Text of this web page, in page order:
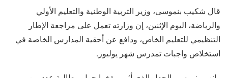
قال شكيب بنموسى، وزير التربية الوطنية والتعليم الأولي
والرياضة، اليوم الإثنين، إن وزارته تعمل على مراجعة الإطار
التنظيمي للتعليم الخاص، ودافع عن أحقية المدارس الخاصة في
استخلاص واجبات تمدرس شهر يوليوز.